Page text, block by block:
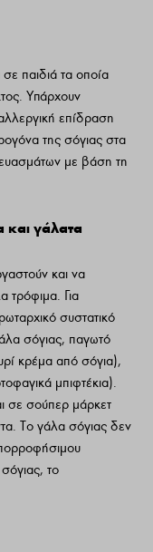
παιδιά τα οποία
Υπάρχουν
επίδραση
της σόγιας στα
με βάση τη
και γάλατα
και να
τρόφιμα. Για
συστατικό
σόγιας, παγωτό
κρέμα από σόγια),
μπιφτέκια).
σε σούπερ μάρκετ
Το γάλα σόγιας δεν
το